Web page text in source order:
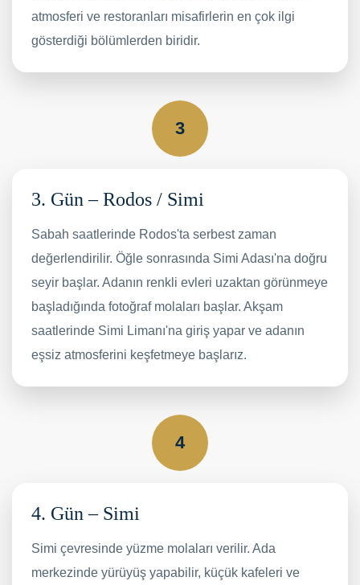
atmosferi ve restoranları misafirlerin en çok ilgi
gösterdiği bölümlerden biridir.
3
3. Gün – Rodos / Simi
Sabah saatlerinde Rodos'ta serbest zaman
değerlendirilir. Öğle sonrasında Simi Adası'na doğru
seyir başlar. Adanın renkli evleri uzaktan görünmeye
başladığında fotoğraf molaları başlar. Akşam
saatlerinde Simi Limanı'na giriş yapar ve adanın
eşsiz atmosferini keşfetmeye başlarız.
4
4. Gün – Simi
Simi çevresinde yüzme molaları verilir. Ada
merkezinde yürüyüş yapabilir, küçük kafeleri ve